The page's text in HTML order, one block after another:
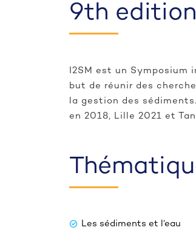
9th edition
I2SM est un
but de réunir des
la gestion des
en 2018, Lille 2021 et
Les sédiments et l’eau